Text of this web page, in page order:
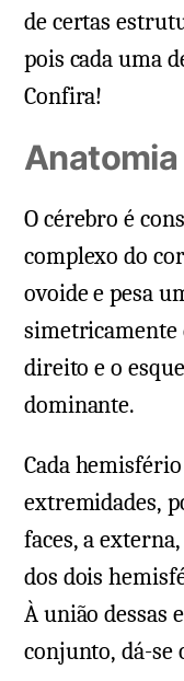
de certas
pois cada uma
Confira!
O cérebro é
complexo do
ovoide e pesa
simetricamente
direito e o
dominante.
Cada
extremidades,
faces, a
dos dois
À união dessas
conjunto, dá-se